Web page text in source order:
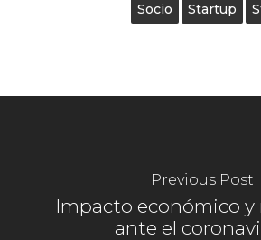
Socio
Startup
Previous Post
Impacto económico y
ante el